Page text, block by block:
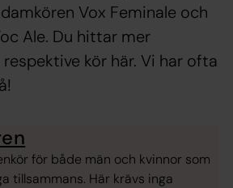
Vox Feminale och
Ale. Du hittar mer
kör här. Vi har ofta
för både män och kvinnor som
tillsammans. Här krävs inga